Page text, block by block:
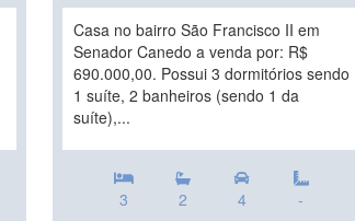
Casa no bairro São Francisco II em
Senador Canedo a venda por: R$
690.000,00. Possui 3 dormitórios sendo
1 suíte, 2 banheiros (sendo 1 da
suíte),...
3 2 4 -